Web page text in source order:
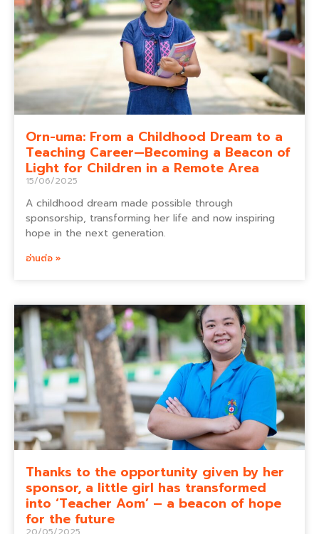
Orn-uma: From a Childhood Dream to a
Teaching Career—Becoming a Beacon of
Light for Children in a Remote Area
15/06/2025
A childhood dream made possible through
sponsorship, transforming her life and now inspiring
hope in the next generation.
อ่านต่อ »
Thanks to the opportunity given by her
sponsor, a little girl has transformed
into ‘Teacher Aom’ – a beacon of hope
for the future